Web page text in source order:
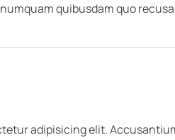
quibusdam quo
adipisicing elit.